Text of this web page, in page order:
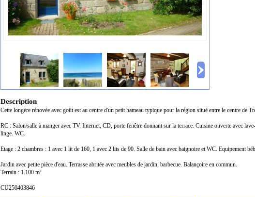
Description
Cette longère rénovée avec goût est au centre d'un petit hameau typique pour la région situé entre le centre de
RC : Salon/salle à manger avec TV, Internet, CD, porte fenêtre donnant sur la terrace. Cuisine ouverte avec
linge. WC.
Etage : 2 chambres : 1 avec 1 lit de 160, 1 avec 2 lits de 90. Salle de bain avec baignoire et WC. Equipement
Jardin avec petite pièce d'eau. Terrasse abritée avec meubles de jardin, barbecue. Balançoire en commun.
Terrain : 1.100 m²
CU250403846